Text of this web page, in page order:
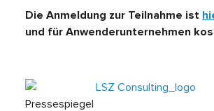
Die Anmeldung zur Teilnahme ist
und für Anwenderunternehmen
Pressespiegel